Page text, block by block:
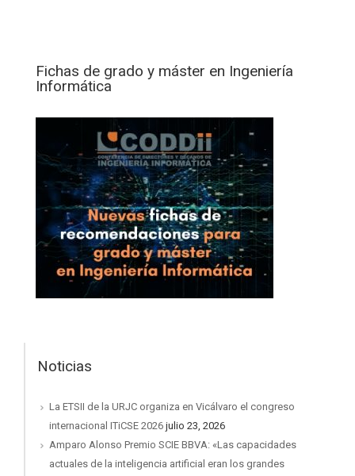
Fichas de grado y máster en Ingeniería
Informática
Noticias
La ETSII de la URJC organiza en Vicálvaro el congreso
internacional ITiCSE 2026 julio 23, 2026
Amparo Alonso Premio SCIE BBVA: «Las capacidades
actuales de la inteligencia artificial eran los grandes